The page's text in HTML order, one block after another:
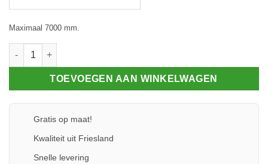
Maximaal 7000 mm.
Klemprofielset - Oplegrubber - 80.8 aantal
TOEVOEGEN AAN WINKELWAGEN
Gratis op maat!
Kwaliteit uit Friesland
Snelle levering